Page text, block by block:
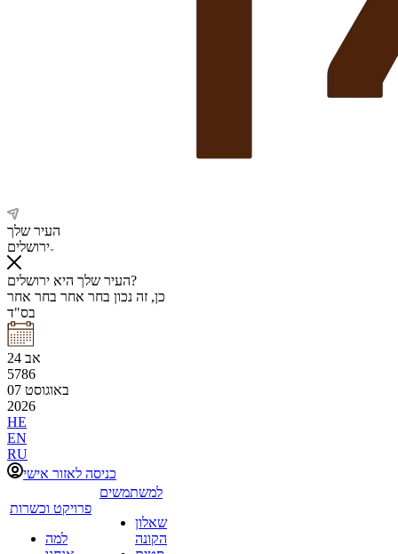
העיר שלך
ירושלים
העיר שלך היא ירושלים?
כן, זה נכון בחר אחר בחר אחר
בס"ד
24 אב
5786
07 באוגוסט
2026
HE
EN
RU
כניסה לאזור אישי
פרויקט וכשרות
למה
למשתמשים
שאלון
הקונה